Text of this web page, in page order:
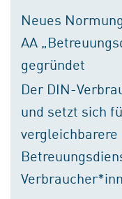
Neues
AA
gegründet
Der DIN-
und setzt sich
vergleichbarere